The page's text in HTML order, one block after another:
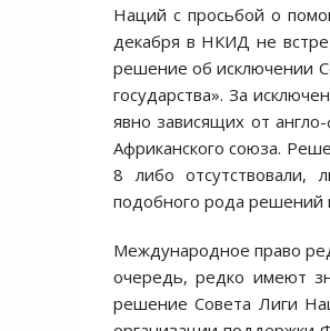
Наций с просьбой о
декабря в НКИД не
решение об исключении
государства». За
явно зависящих от
Африканского союза.
8 либо отсутствовали,
подобного рода решений
Международное право
очередь, редко имеют
решение Совета Лиги